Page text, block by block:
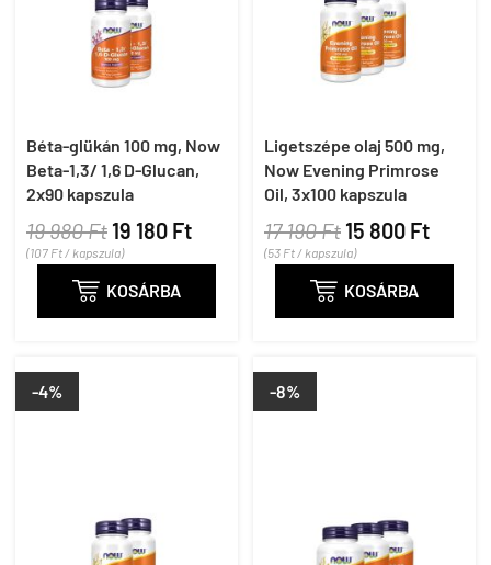
Béta-glükán 100 mg, Now
Beta-1,3/ 1,6 D-Glucan,
2x90 kapszula
19 980 Ft 19 180 Ft
(107 Ft / kapszula)
 KOSÁRBA
Ligetszépe olaj 500 mg,
Now Evening Primrose
Oil, 3x100 kapszula
17 190 Ft 15 800 Ft
(53 Ft / kapszula)
 KOSÁRBA
-4% -8%